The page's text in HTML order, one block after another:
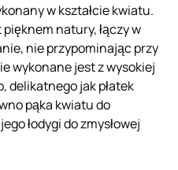
w kształcie kwiatu.
natury, łączy w
nie przypominając przy
wykonane jest z wysokiej
delikatnego jak płatek
pąka kwiatu do
łodygi do zmysłowej